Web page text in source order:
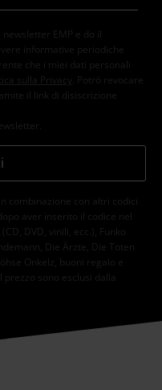
newsletter EMP e do il
informative periodiche
che i miei dati personali
sulla Privacy
. Potrò revocare
il link di disiscrizione
combinazione con altri codici
aver inserito il codice nel
DVD, vinili, ecc.), Funko
Die Ärzte, Die Toten
Onkelz, buoni regalo e
sono esclusi dalla